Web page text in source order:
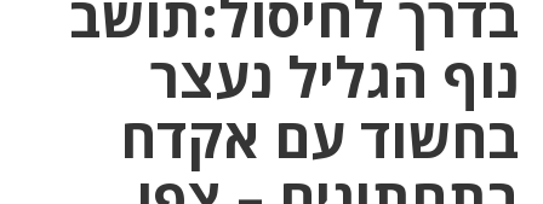
בדרך לחיסול:תושב
נוף הגליל נעצר
בחשוד עם אקדח